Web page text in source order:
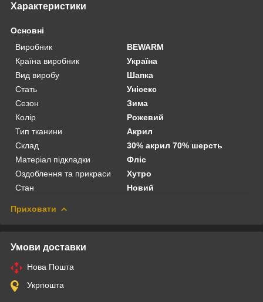
Характеристики
Основні
Виробник
BEWARM
Країна виробник
Україна
Вид виробу
Шапка
Стать
Унісекс
Сезон
Зима
Колір
Рожевий
Тип тканини
Акрил
Склад
30% акрил 70% шерсть
Матеріал підкладки
Фліс
Оздоблення та прикраси
Хутро
Стан
Новий
Приховати
Умови доставки
Нова Пошта
Укрпошта